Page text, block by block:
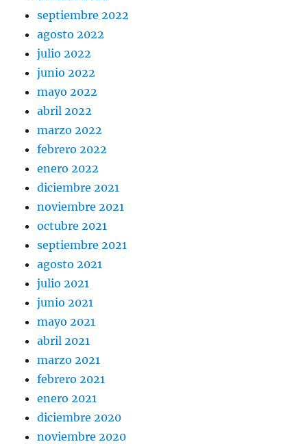
septiembre 2022
agosto 2022
julio 2022
junio 2022
mayo 2022
abril 2022
marzo 2022
febrero 2022
enero 2022
diciembre 2021
noviembre 2021
octubre 2021
septiembre 2021
agosto 2021
julio 2021
junio 2021
mayo 2021
abril 2021
marzo 2021
febrero 2021
enero 2021
diciembre 2020
noviembre 2020